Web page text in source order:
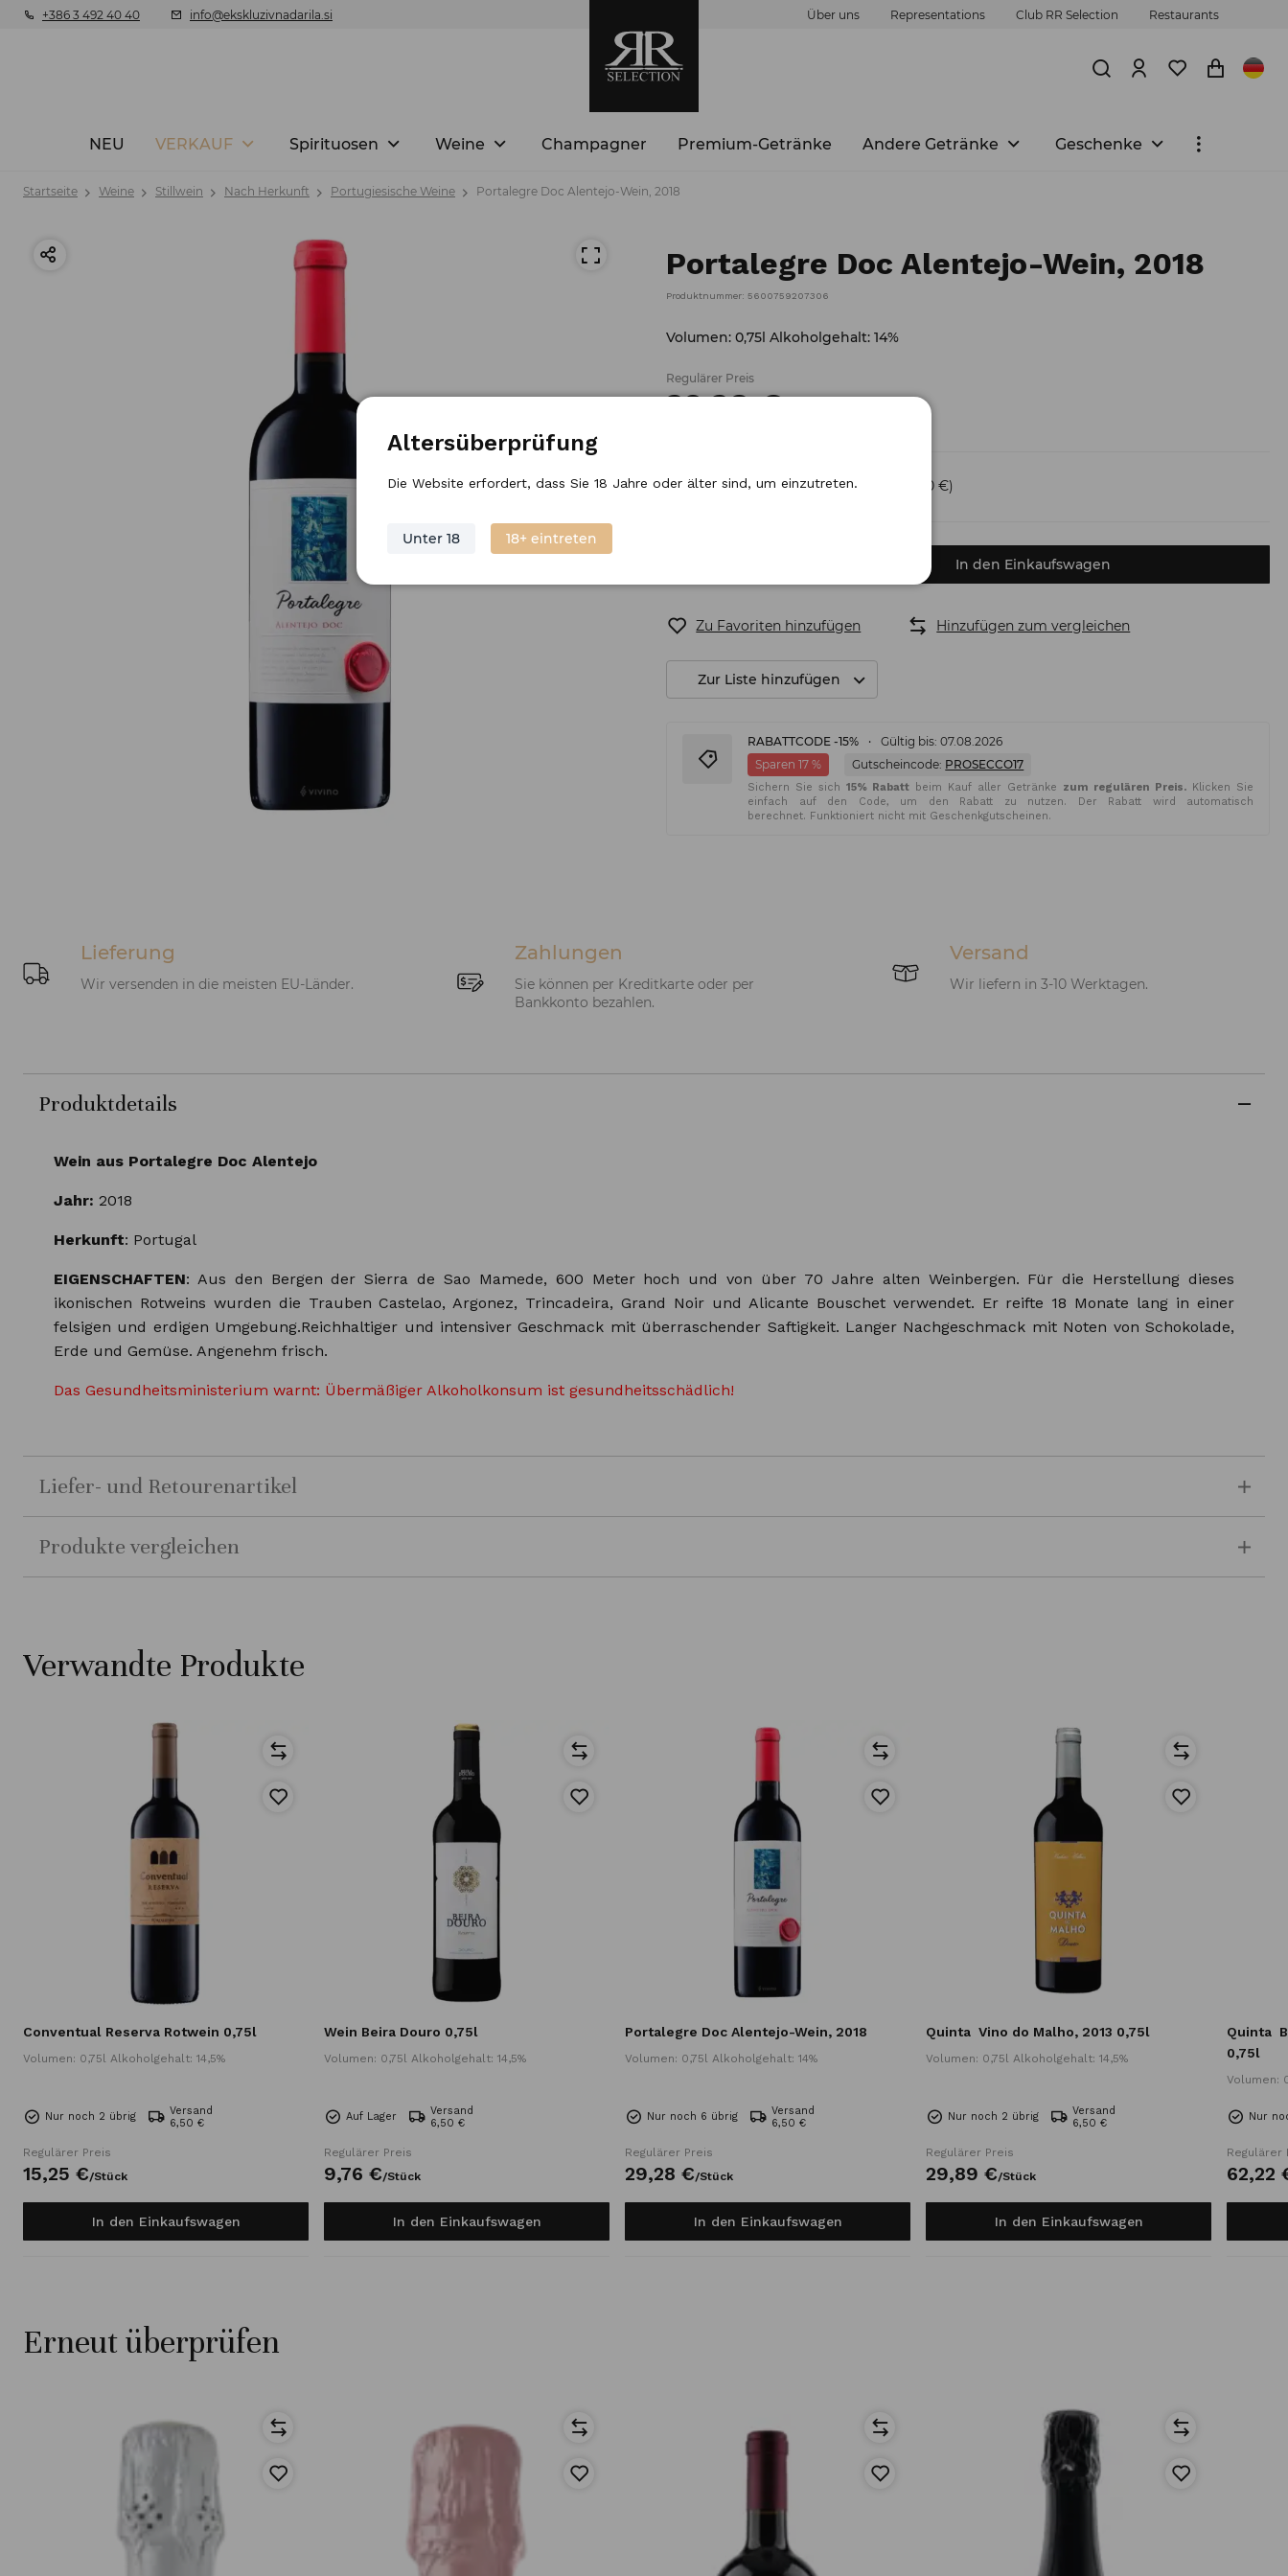
+386 3 492 40 40 info@ekskluzivnadarila.si Über uns Representations Club RR Selection Restaurants
NEU VERKAUF Spirituosen Weine Champagner Premium-Getränke Andere Getränke Geschenke
Startseite Weine Stillwein Nach Herkunft Portugiesische Weine Portalegre Doc Alentejo-Wein, 2018
Portalegre Doc Alentejo-Wein, 2018
Produktnummer: 5600759207306
Volumen: 0,75l Alkoholgehalt: 14%
Regulärer Preis
29,28 €
Nur noch 6 übrig Versand (6,50 €)
In den Einkaufswagen
Zu Favoriten hinzufügen Hinzufügen zum vergleichen
Zur Liste hinzufügen
RABATTCODE -15%
Gültig bis: 07.08.2026
Sparen 17 %
Gutscheincode: PROSECCO17
Sichern Sie sich15% Rabatt beim Kauf aller Getränke zum regulären Preis. Klicken Sie
einfach auf den Code, um den Rabatt zu nutzen. Der Rabatt wird automatisch
berechnet. Funktioniert nicht mit Geschenkgutscheinen.
Lieferung
Wir versenden in die meisten EU-Länder.
Zahlungen
Sie können per Kreditkarte oder per
Bankkonto bezahlen.
Versand
Wir liefern in 3-10 Werktagen.
Produktdetails
Wein aus Portalegre Doc Alentejo
Jahr: 2018
Herkunft: Portugal
EIGENSCHAFTEN: Aus den Bergen der Sierra de Sao Mamede, 600 Meter hoch und von über 70 Jahre alten Weinbergen. Für die Herstellung dieses
ikonischen Rotweins wurden die Trauben Castelao, Argonez, Trincadeira, Grand Noir und Alicante Bouschet verwendet. Er reifte 18 Monate lang in einer
felsigen und erdigen Umgebung.Reichhaltiger und intensiver Geschmack mit überraschender Saftigkeit. Langer Nachgeschmack mit Noten von Schokolade,
Erde und Gemüse. Angenehm frisch.
Das Gesundheitsministerium warnt: Übermäßiger Alkoholkonsum ist gesundheitsschädlich!
Liefer- und Retourenartikel
Produkte vergleichen
Verwandte Produkte
Conventual Reserva Rotwein 0,75l
Volumen: 0,75l Alkoholgehalt: 14,5%
Nur noch 2 übrig
Versand
6,50 €
Regulärer Preis
15,25 €/Stück
In den Einkaufswagen
Wein Beira Douro 0,75l
Volumen: 0,75l Alkoholgehalt: 14,5%
Auf Lager
Versand
6,50 €
Regulärer Preis
9,76 €/Stück
In den Einkaufswagen
Portalegre Doc Alentejo-Wein, 2018
Volumen: 0,75l Alkoholgehalt: 14%
Nur noch 6 übrig
Versand
6,50 €
Regulärer Preis
29,28 €/Stück
In den Einkaufswagen
Quinta Vino do Malho, 2013 0,75l
Volumen: 0,75l Alkoholgehalt: 14,5%
Nur noch 2 übrig
Versand
6,50 €
Regulärer Preis
29,89 €/Stück
In den Einkaufswagen
Quinta
0,75l
Volumen:
Nur
Regulärer
62,22
Erneut überprüfen
Altersüberprüfung
Die Website erfordert, dass Sie 18 Jahre oder älter sind, um einzutreten.
Unter 18 18+ eintreten